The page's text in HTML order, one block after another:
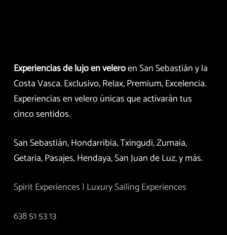
Experiencias de lujo en veleroen San Sebastián y la
Costa Vasca. Exclusivo, Relax, Premium, Excelencia.
Experiencias en velero únicas que activarán tus
cinco sentidos.
San Sebastián, Hondarribia, Txingudi, Zumaia,
Getaria, Pasajes, Hendaya, San Juan de Luz, y más.
Spirit Experiences | Luxury Sailing Experiences
638 51 53 13